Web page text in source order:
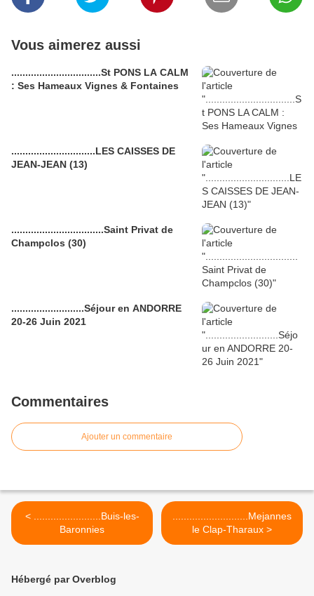
Vous aimerez aussi
................................St PONS LA CALM
: Ses Hameaux Vignes & Fontaines
..............................LES CAISSES DE
JEAN-JEAN (13)
.................................Saint Privat de
Champclos (30)
..........................Séjour en ANDORRE
20-26 Juin 2021
Commentaires
Ajouter un commentaire
< ........................Buis-les-
Baronnies
...........................Mejannes
le Clap-Tharaux >
Hébergé par Overblog